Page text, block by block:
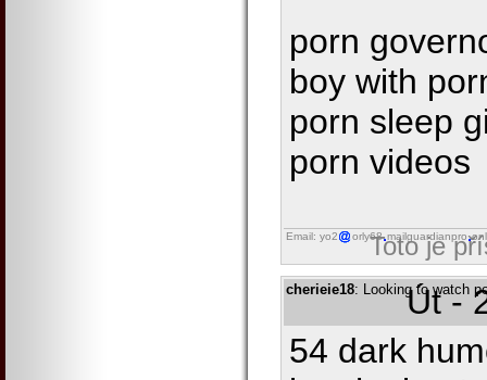
porn
boy with
porn sleep
porn videos
Email: yo2 orly68 mailguardianpro
Toto je
cherieie18: Looking to watch
Út -
54 dark